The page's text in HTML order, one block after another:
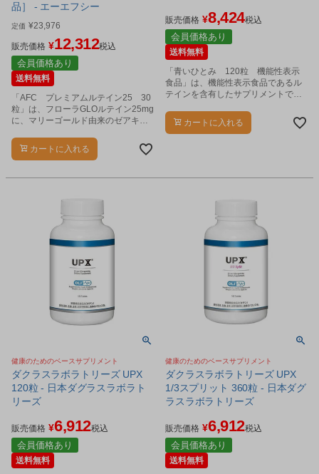
品］ - エーエフシー
定価 ¥23,976
販売価格 ¥12,312税込
会員価格あり
送料無料
「AFC プレミアムルテイン25 30
粒」は、フローラGLOルテイン25mg
に、マリーゴールド由来のゼアキサ
性表示食品です。
カートに入れる
販売価格 ¥8,424税込
会員価格あり
送料無料
「青いひとみ 120粒 機能性表示
食品」は、機能性表示食品であるル
テインを含有したサプリメントで
カートに入れる
健康のためのベースサプリメント
ダクラスラボラトリーズ UPX
120粒 - 日本ダグラスラボラト
リーズ
販売価格 ¥6,912税込
会員価格あり
送料無料
健康のためのベースサプリメント
ダクラスラボラトリーズ UPX
1/3スプリット 360粒 - 日本ダグ
ラスラボラトリーズ
販売価格 ¥6,912税込
会員価格あり
送料無料